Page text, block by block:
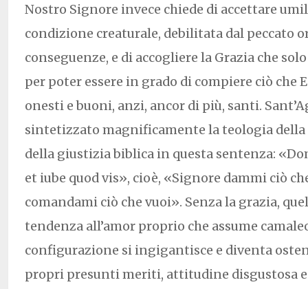
Nostro Signore invece chiede di accettare
condizione creaturale, debilitata dal peccato
conseguenze, e di accogliere la Grazia che
per poter essere in grado di compiere ciò che
onesti e buoni, anzi, ancor di più, santi.
sintetizzato magnificamente la teologia della
della giustizia biblica in questa sentenza:
et iube quod vis», cioè, «Signore dammi ciò
comandami ciò che vuoi». Senza la grazia,
tendenza all’amor proprio che assume
configurazione si ingigantisce e diventa
propri presunti meriti, attitudine disgustosa